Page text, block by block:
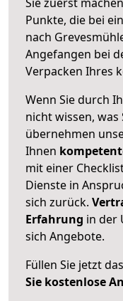
Punkte, die bei
nach
Angefangen bei
Verpacken Ihres
Wenn Sie durch
nicht wissen,
übernehmen
Ihnen
mit einer
Dienste in
sich zurück.
Erfahrung in der
sich Angebote.
Füllen Sie jetzt
Sie kostenlose